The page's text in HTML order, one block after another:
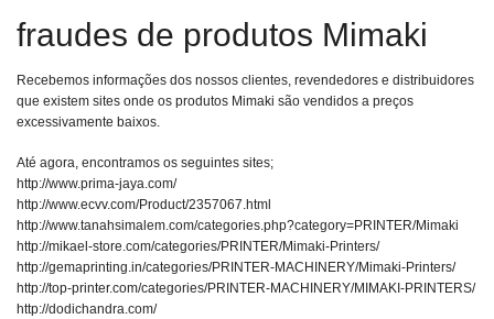
fraudes de produtos Mimaki
Recebemos informações dos nossos clientes, revendedores e distribuidores
que existem sites onde os produtos Mimaki são vendidos a preços
excessivamente baixos.
Até agora, encontramos os seguintes sites;
http://www.prima-jaya.com/
http://www.ecvv.com/Product/2357067.html
http://www.tanahsimalem.com/categories.php?category=PRINTER/Mimaki
http://mikael-store.com/categories/PRINTER/Mimaki-Printers/
http://gemaprinting.in/categories/PRINTER-MACHINERY/Mimaki-Printers/
http://top-printer.com/categories/PRINTER-MACHINERY/MIMAKI-PRINTERS/
http://dodichandra.com/